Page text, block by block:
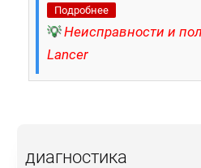
Подробнее
💡 Неисправности и
Lancer
диагностика